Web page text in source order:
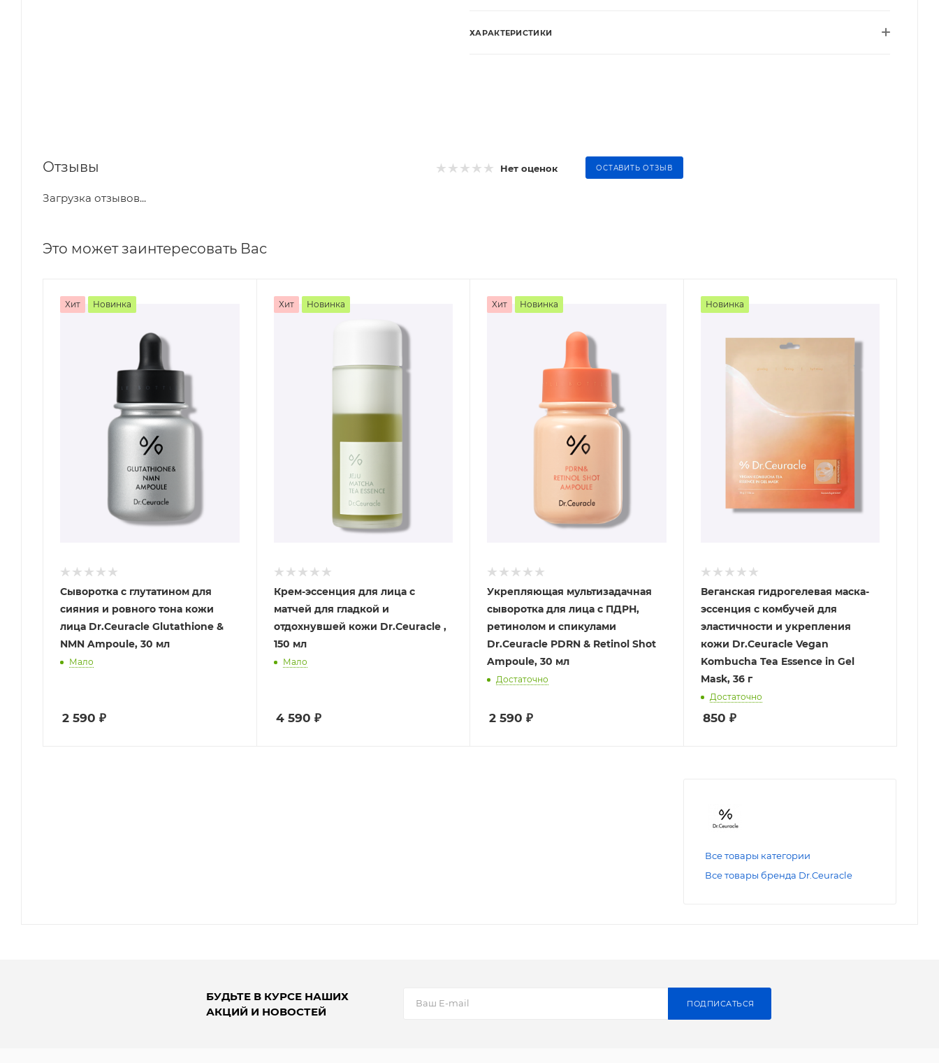
ХАРАКТЕРИСТИКИ
Отзывы Нет оценок ОСТАВИТЬ ОТЗЫВ
Загрузка отзывов...
Это может заинтересовать Вас
Хит Новинка
Сыворотка с глутатином для
сияния и ровного тона кожи
лица Dr.Ceuracle Glutathione &
NMN Ampoule, 30 мл
Мало
2 590 ₽
Хит Новинка
Крем-эссенция для лица с
матчей для гладкой и
отдохнувшей кожи Dr.Ceuracle ,
150 мл
Мало
4 590 ₽
Хит Новинка
Укрепляющая мультизадачная
сыворотка для лица с ПДРН,
ретинолом и спикулами
Dr.Ceuracle PDRN & Retinol Shot
Ampoule, 30 мл
Достаточно
2 590 ₽
Новинка
Веганская гидрогелевая маска-
эссенция с комбучей для
эластичности и укрепления
кожи Dr.Ceuracle Vegan
Kombucha Tea Essence in Gel
Mask, 36 г
Достаточно
850 ₽
Все товары категории
Все товары бренда Dr.Ceuracle
БУДЬТЕ В КУРСЕ НАШИХ
АКЦИЙ И НОВОСТЕЙ
ПОДПИСАТЬСЯ